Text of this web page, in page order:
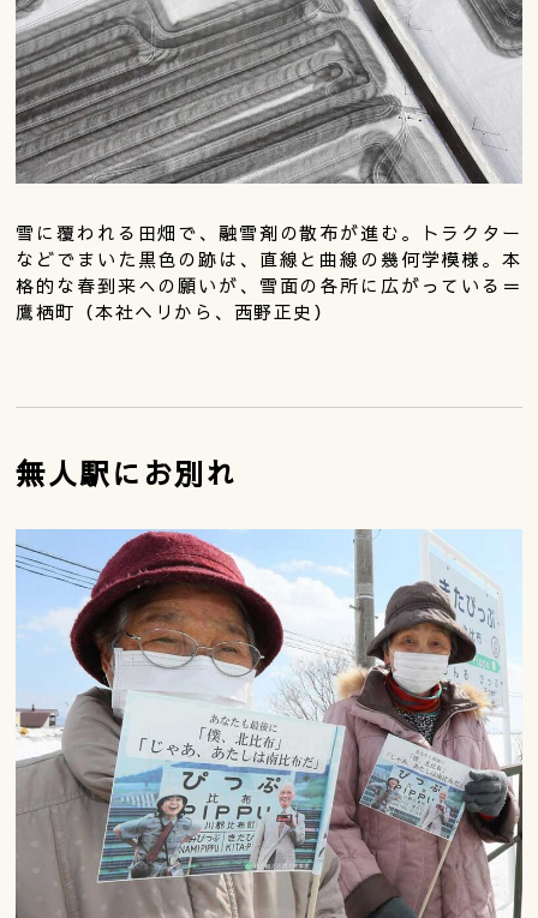
雪に覆われる田畑で、融雪剤の散布が進む。トラクター
などでまいた黒色の跡は、直線と曲線の幾何学模様。本
格的な春到来への願いが、雪面の各所に広がっている＝
鷹栖町（本社ヘリから、西野正史）
無人駅にお別れ